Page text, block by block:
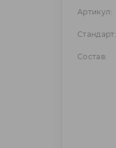
Артикул:
Стандарт:
Состав: